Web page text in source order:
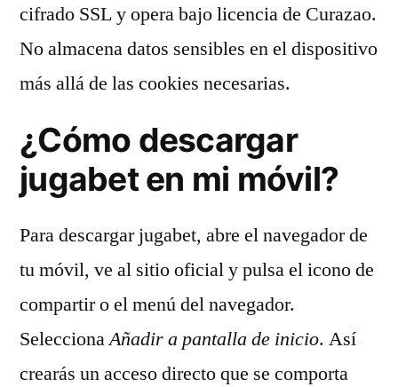
cifrado SSL y opera bajo licencia de Curazao.
No almacena datos sensibles en el dispositivo
más allá de las cookies necesarias.
¿Cómo descargar
jugabet en mi móvil?
Para descargar jugabet, abre el navegador de
tu móvil, ve al sitio oficial y pulsa el icono de
compartir o el menú del navegador.
SeleccionaAñadir a pantalla de inicio. Así
crearás un acceso directo que se comporta